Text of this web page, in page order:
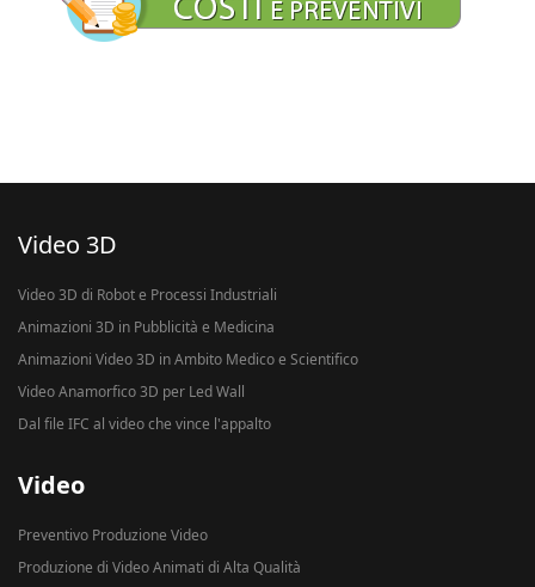
Video 3D
Video 3D di Robot e Processi Industriali
Animazioni 3D in Pubblicità e Medicina
Animazioni Video 3D in Ambito Medico e Scientifico
Video Anamorfico 3D per Led Wall
Dal file IFC al video che vince l'appalto
Video
Preventivo Produzione Video
Produzione di Video Animati di Alta Qualità